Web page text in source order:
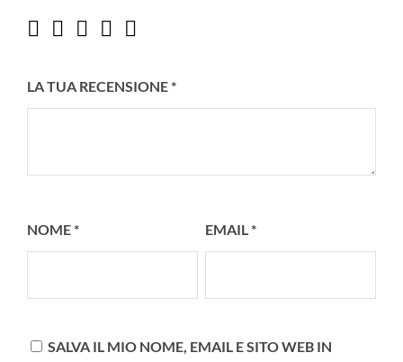
LA TUA RECENSIONE*
NOME* EMAIL*
SALVA IL MIO NOME, EMAIL E SITO WEB IN